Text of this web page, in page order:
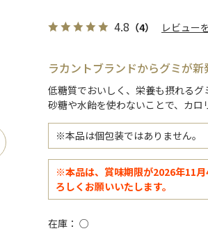
4.8 （4） レビュー
ラカントブランドからグミが新
低糖質でおいしく、栄養も摂れる
砂糖や水飴を使わないことで、カロ
※本品は個包装ではありません。
※本品は、賞味期限が2026年11
ろしくお願いいたします。
在庫 ○